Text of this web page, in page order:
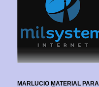
MARLUCIO MATERIAL PARA